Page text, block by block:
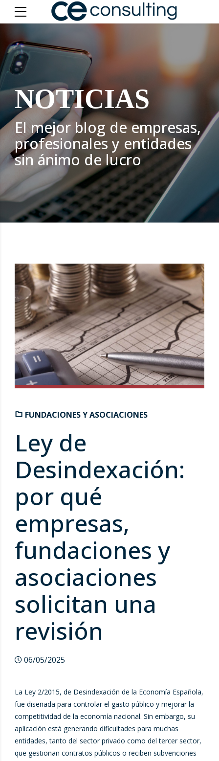
NOTICIAS
El mejor blog de empresas,
profesionales y entidades
sin ánimo de lucro
FUNDACIONES Y ASOCIACIONES
Ley de
Desindexación:
por qué
empresas,
fundaciones y
asociaciones
solicitan una
revisión
06/05/2025
La Ley 2/2015, de Desindexación de la Economía Española,
fue diseñada para controlar el gasto público y mejorar la
competitividad de la economía nacional. Sin embargo, su
aplicación está generando dificultades para muchas
entidades, tanto del sector privado como del tercer sector,
que gestionan contratos públicos o reciben subvenciones